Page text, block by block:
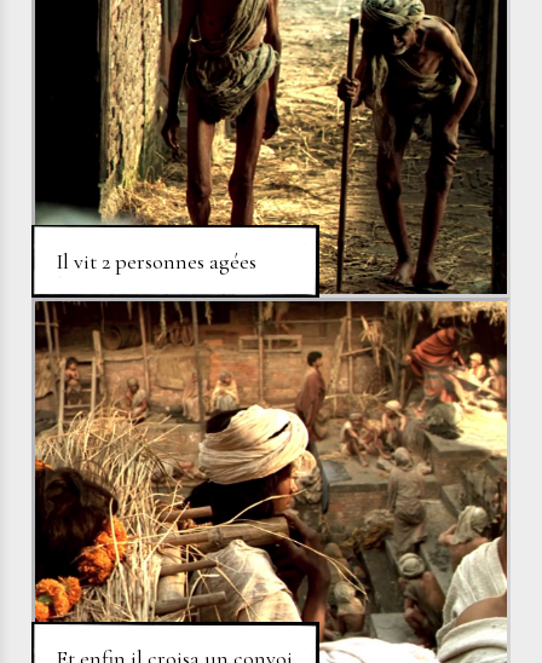
Il vit 2 personnes agées